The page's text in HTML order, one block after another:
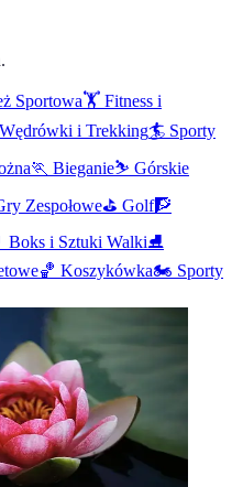
Sportowa🏋️ Fitness i
Wędrówki i Trekking🏄 Sporty
🏃 Bieganie⛷️ Górskie
Zespołowe⛳ Golf🧗
Boks i Sztuki Walki⛸️
🏀 Koszykówka🏍️ Sporty